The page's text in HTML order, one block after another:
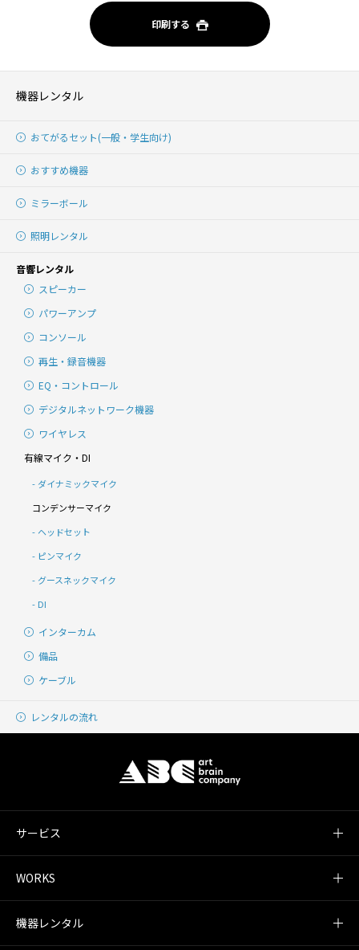
印刷する
機器レンタル
おてがるセット(一般・学生向け)
おすすめ機器
ミラーボール
照明レンタル
音響レンタル
スピーカー
パワーアンプ
コンソール
再生・録音機器
EQ・コントロール
デジタルネットワーク機器
ワイヤレス
有線マイク・DI
ダイナミックマイク
コンデンサーマイク
ヘッドセット
ピンマイク
グースネックマイク
DI
インターカム
備品
ケーブル
レンタルの流れ
サービス
WORKS
機器レンタル